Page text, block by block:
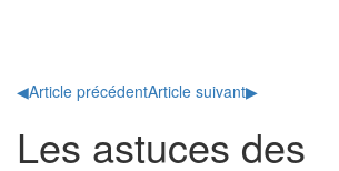
◀Article précédentArticle suivant▶
Les astuces des